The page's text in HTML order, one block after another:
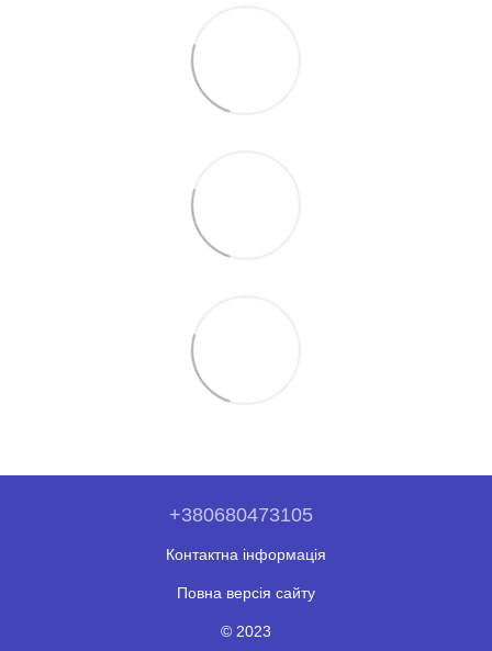
+380680473105
Контактна інформація
Повна версія сайту
© 2023